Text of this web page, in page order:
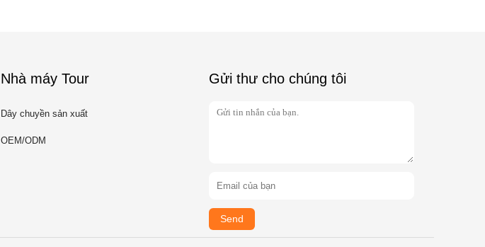
Nhà máy Tour
Dây chuyền sản xuất
OEM/ODM
Gửi thư cho chúng tôi
Send